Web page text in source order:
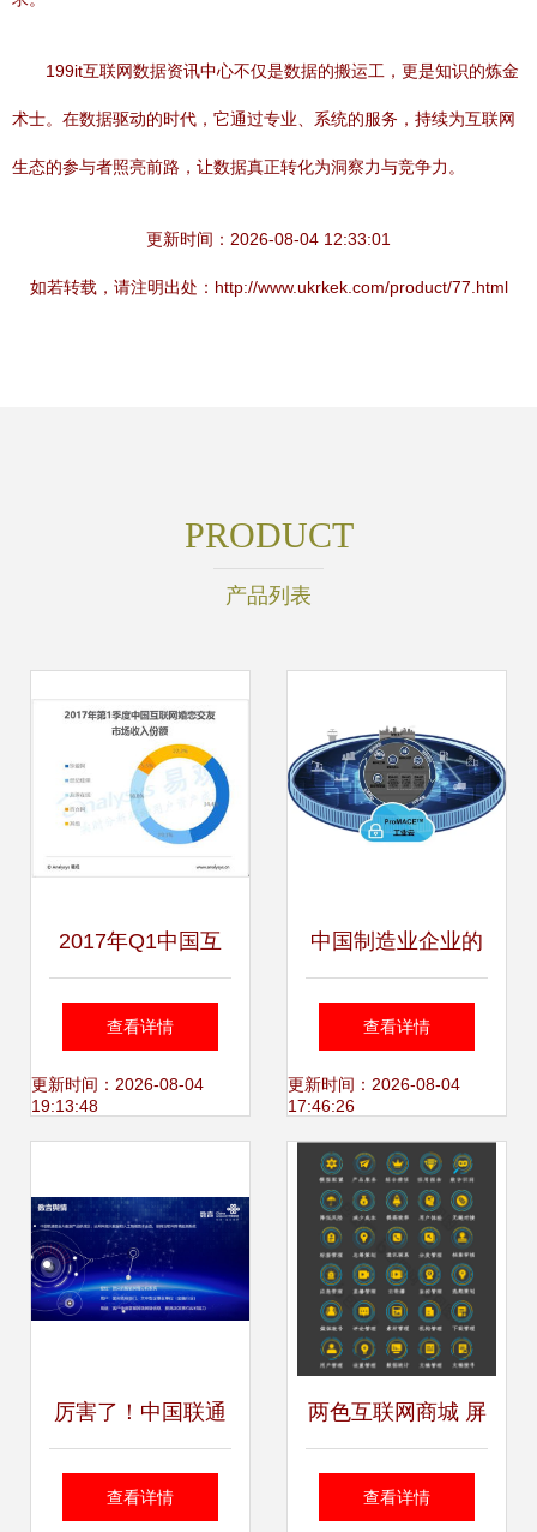
199it互联网数据资讯中心不仅是数据的搬运工，更是知识的炼金
术士。在数据驱动的时代，它通过专业、系统的服务，持续为互联网
生态的参与者照亮前路，让数据真正转化为洞察力与竞争力。
更新时间：2026-08-04 12:33:01
如若转载，请注明出处：http://www.ukrkek.com/product/77.html
PRODUCT
产品列表
2017年Q1中国互
联网婚恋市场 规模
逼近十亿，双重挑
查看详情
更新时间：2026-08-04
19:13:48
中国制造业企业的
工业互联网实践与
数据服务应用
查看详情
更新时间：2026-08-04
17:46:26
厉害了！中国联通
金融大数据产品竟
查看详情
两色互联网商城 屏
幕数据图标的创新
查看详情